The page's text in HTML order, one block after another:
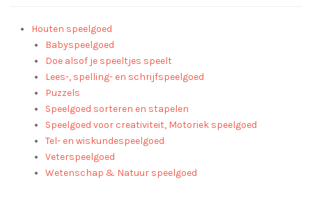
Houten speelgoed
Babyspeelgoed
Doe alsof je speeltjes speelt
Lees-, spelling- en schrijfspeelgoed
Puzzels
Speelgoed sorteren en stapelen
Speelgoed voor creativiteit, Motoriek speelgoed
Tel- en wiskundespeelgoed
Veterspeelgoed
Wetenschap & Natuur speelgoed